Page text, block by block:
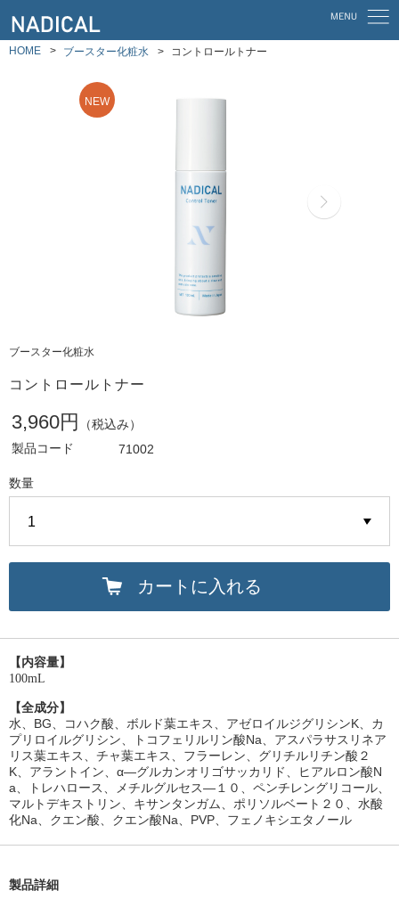
HOME ブースター化粧水 コントロールトナー
ブースター化粧水
コントロールトナー
3,960円
（税込み）
製品コード
71002
数量
カートに入れる
【内容量】
100mL
【全成分】
水、BG、コハク酸、ボルド葉エキス、アゼロイルジグリシンK、カ
プリロイルグリシン、トコフェリルリン酸Na、アスパラサスリネア
リス葉エキス、チャ葉エキス、フラーレン、グリチルリチン酸２
K、アラントイン、α―グルカンオリゴサッカリド、ヒアルロン酸N
a、トレハロース、メチルグルセス―１０、ペンチレングリコール、
マルトデキストリン、キサンタンガム、ポリソルベート２０、水酸
化Na、クエン酸、クエン酸Na、PVP、フェノキシエタノール
製品詳細